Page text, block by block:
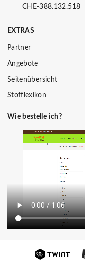
CHE-388.132.518
EXTRAS
Partner
Angebote
Seitenübersicht
Stofflexikon
Wie bestelle ich?